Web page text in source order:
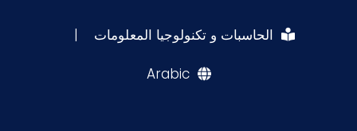
الحاسبات و تكنولوجيا المعلومات |
Arabic